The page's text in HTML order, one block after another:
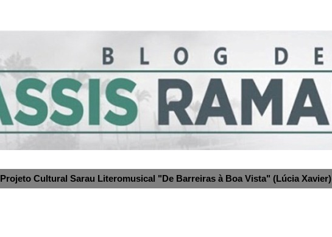
Projeto Cultural Sarau Literomusical "De Barreiras à Boa Vista" (Lúcia Xavier)